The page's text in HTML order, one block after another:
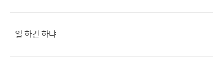
일 하긴 하냐